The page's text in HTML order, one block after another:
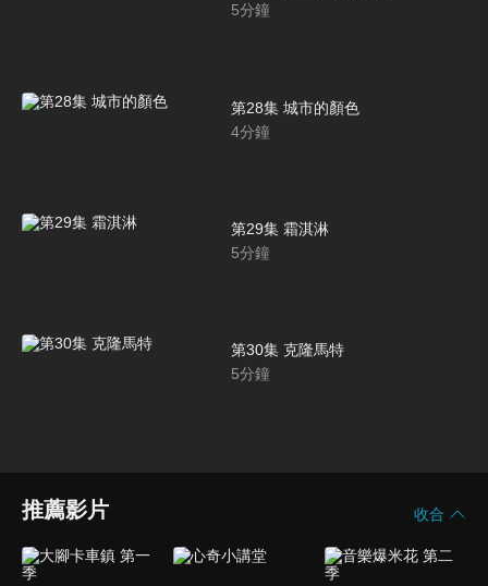
5分鐘
第28集 城市的顏色
4分鐘
第29集 霜淇淋
5分鐘
第30集 克隆馬特
5分鐘
推薦影片 收合